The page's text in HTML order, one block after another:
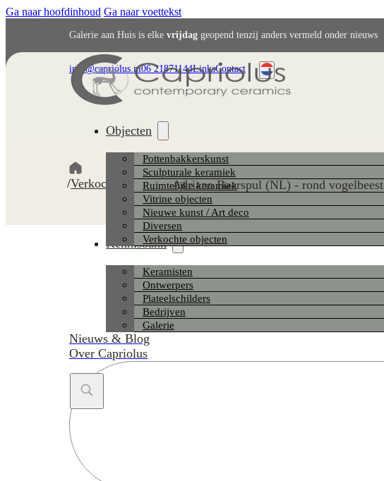
Ga naar hoofdinhoud Ga naar voettekst
Galerie aan Huis is elkevrijdag geopend tenzij anders vermeld onder nieuws
info@capriolus.nl06 21871144LinksContact NL
Objecten
Pottenbakkerskunst
Sculpturale keramiek
Ruimtelijke keramiek
Vitrine objecten
Nieuwe kunst / Art deco
Diversen
Verkochte objecten
Kennisbank
Keramisten
Ontwerpers
Plateelschilders
Bedrijven
Galerie
Nieuws & Blog
Over Capriolus
/Verkochte objecten/Adriana Baarspul (NL) - rond vogelbeest